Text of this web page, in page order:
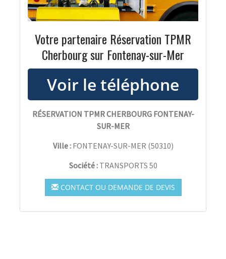
Votre partenaire Réservation TPMR
Cherbourg sur Fontenay-sur-Mer
RÉSERVATION TPMR CHERBOURG FONTENAY-
SUR-MER
Ville : FONTENAY-SUR-MER (50310)
Société : TRANSPORTS 50
CONTACT OU DEMANDE DE DEVIS